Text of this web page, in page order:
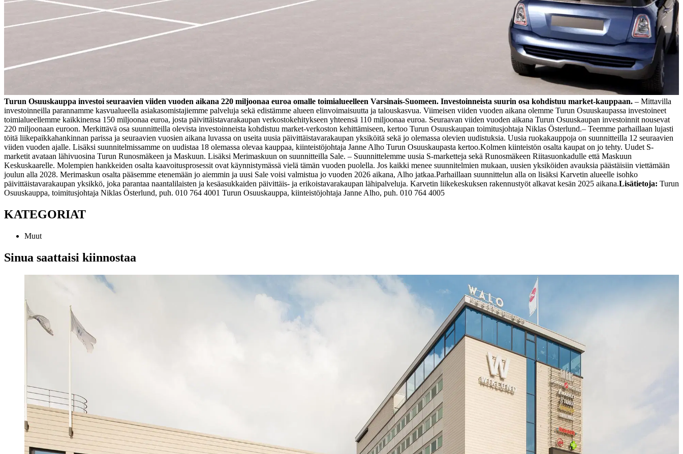
Turun Osuuskauppa investoi seuraavien viiden vuoden aikana 220 miljoonaa euroa omalle toimialueelleen Varsinais-Suomeen. Investoinneista suurin osa kohdistuu market-kauppaan. – Mittavilla
investoinneilla parannamme kasvualueella asiakasomistajiemme palveluja sekä edistämme alueen elinvoimaisuutta ja talouskasvua. Viimeisen viiden vuoden aikana olemme Turun Osuuskaupassa investoineet
toimialueellemme kaikkinensa 150 miljoonaa euroa, josta päivittäistavarakaupan verkostokehitykseen yhteensä 110 miljoonaa euroa. Seuraavan viiden vuoden aikana Turun Osuuskaupan investoinnit nousevat
220 miljoonaan euroon. Merkittävä osa suunnitteilla olevista investoinneista kohdistuu market-verkoston kehittämiseen, kertoo Turun Osuuskaupan toimitusjohtaja Niklas Österlund.– Teemme parhaillaan lujasti
töitä liikepaikkahankinnan parissa ja seuraavien vuosien aikana luvassa on useita uusia päivittäistavarakaupan yksiköitä sekä jo olemassa olevien uudistuksia. Uusia ruokakauppoja on suunnitteilla 12 seuraavien
viiden vuoden ajalle. Lisäksi suunnitelmissamme on uudistaa 18 olemassa olevaa kauppaa, kiinteistöjohtaja Janne Alho Turun Osuuskaupasta kertoo.Kolmen kiinteistön osalta kaupat on jo tehty. Uudet S-
marketit avataan lähivuosina Turun Runosmäkeen ja Maskuun. Lisäksi Merimaskuun on suunnitteilla Sale. – Suunnittelemme uusia S-marketteja sekä Runosmäkeen Riitasuonkadulle että Maskuun
Keskuskaarelle. Molempien hankkeiden osalta kaavoitusprosessit ovat käynnistymässä vielä tämän vuoden puolella. Jos kaikki menee suunnitelmien mukaan, uusien yksiköiden avauksia päästäisiin viettämään
joulun alla 2028. Merimaskun osalta pääsemme etenemään jo aiemmin ja uusi Sale voisi valmistua jo vuoden 2026 aikana, Alho jatkaa.Parhaillaan suunnittelun alla on lisäksi Karvetin alueelle isohko
päivittäistavarakaupan yksikkö, joka parantaa naantalilaisten ja kesäasukkaiden päivittäis- ja erikoistavarakaupan lähipalveluja. Karvetin liikekeskuksen rakennustyöt alkavat kesän 2025 aikana.Lisätietoja: Turun
Osuuskauppa, toimitusjohtaja Niklas Österlund, puh. 010 764 4001 Turun Osuuskauppa, kiinteistöjohtaja Janne Alho, puh. 010 764 4005
KATEGORIAT
Muut
Sinua saattaisi kiinnostaa